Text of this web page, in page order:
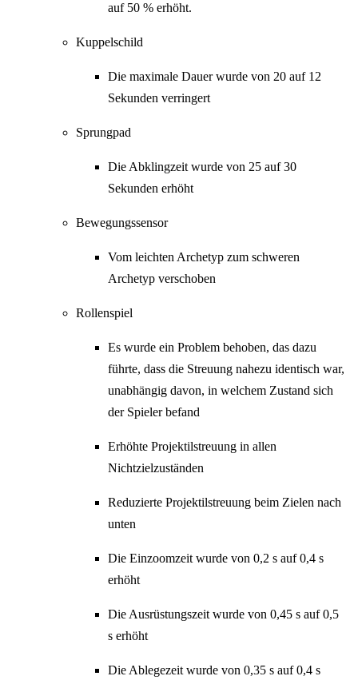
auf 50 % erhöht.
Kuppelschild
Die maximale Dauer wurde von 20 auf 12
Sekunden verringert
Sprungpad
Die Abklingzeit wurde von 25 auf 30
Sekunden erhöht
Bewegungssensor
Vom leichten Archetyp zum schweren
Archetyp verschoben
Rollenspiel
Es wurde ein Problem behoben, das dazu
führte, dass die Streuung nahezu identisch war,
unabhängig davon, in welchem ​​Zustand sich
der Spieler befand
Erhöhte Projektilstreuung in allen
Nichtzielzuständen
Reduzierte Projektilstreuung beim Zielen nach
unten
Die Einzoomzeit wurde von 0,2 s auf 0,4 s
erhöht
Die Ausrüstungszeit wurde von 0,45 s auf 0,5
s erhöht
Die Ablegezeit wurde von 0,35 s auf 0,4 s